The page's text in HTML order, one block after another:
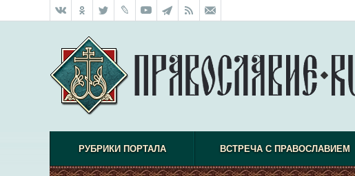
РУБРИКИ ПОРТАЛА ВСТРЕЧА С ПРАВОСЛАВИЕМ